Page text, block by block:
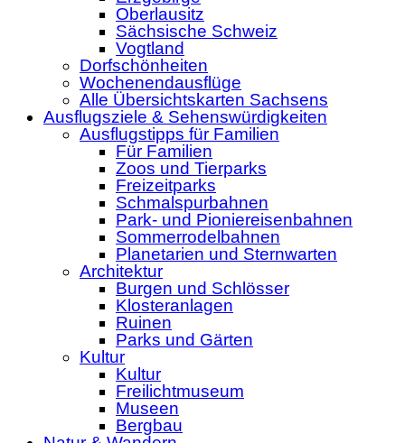
Oberlausitz
Sächsische Schweiz
Vogtland
Dorfschönheiten
Wochenendausflüge
Alle Übersichtskarten Sachsens
Ausflugsziele & Sehenswürdigkeiten
Ausflugstipps für Familien
Für Familien
Zoos und Tierparks
Freizeitparks
Schmalspurbahnen
Park- und Pioniereisenbahnen
Sommerrodelbahnen
Planetarien und Sternwarten
Architektur
Burgen und Schlösser
Klosteranlagen
Ruinen
Parks und Gärten
Kultur
Kultur
Freilichtmuseum
Museen
Bergbau